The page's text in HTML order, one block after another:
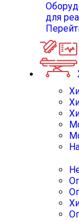
для